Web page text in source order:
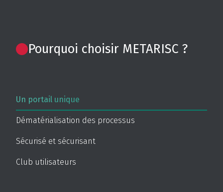
Pourquoi choisir METARISC ?
Un portail unique
Dématérialisation des processus
Sécurisé et sécurisant
Club utilisateurs